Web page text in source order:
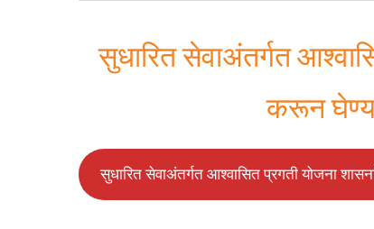
सुधारित सेवाअंतर्गत
करून
सुधारित सेवाअंतर्गत आश्वासित प्रगती योजना